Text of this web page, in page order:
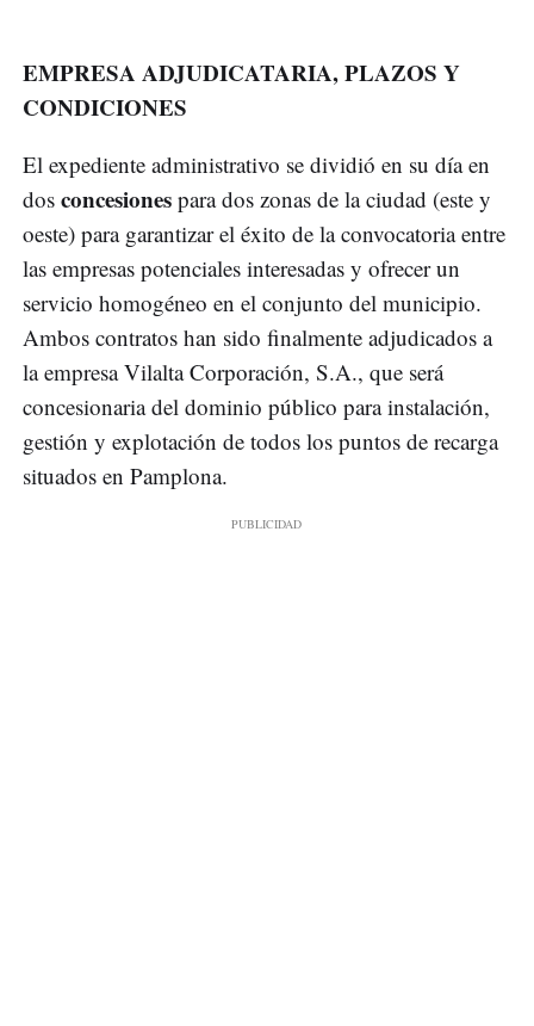
EMPRESA ADJUDICATARIA, PLAZOS Y
CONDICIONES
El expediente administrativo se dividió en su día en
dos concesiones para dos zonas de la ciudad (este y
oeste) para garantizar el éxito de la convocatoria entre
las empresas potenciales interesadas y ofrecer un
servicio homogéneo en el conjunto del municipio.
Ambos contratos han sido finalmente adjudicados a
la empresa Vilalta Corporación, S.A., que será
concesionaria del dominio público para instalación,
gestión y explotación de todos los puntos de recarga
situados en Pamplona.